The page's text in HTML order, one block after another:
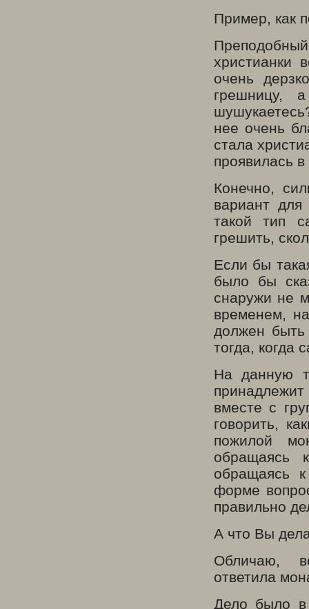
Пример, как
христианки
очень
грешницу,
нее очень
стала
проявилась
Конечно,
вариант
такой тип
грешить,
Если бы
было бы
снаружи не
временем,
должен быть
тогда, когда
На данную
вместе с
говорить,
пожилой
обращаясь
обращаясь
форме
правильно
А что Вы
Обличаю,
ответила
Дело было